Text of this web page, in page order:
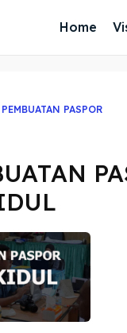
Home
PASPOR